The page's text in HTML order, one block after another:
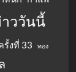
ววันนี้
รั้งที่ 33 ทอง